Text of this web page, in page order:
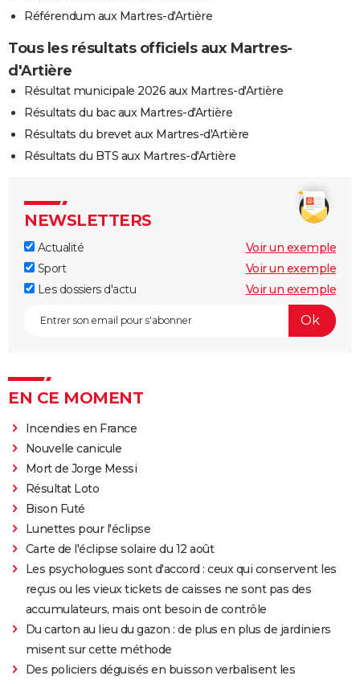
Référendum aux Martres-d'Artière
Tous les résultats officiels aux Martres-
d'Artière
Résultat municipale 2026 aux Martres-d'Artière
Résultats du bac aux Martres-d'Artière
Résultats du brevet aux Martres-d'Artière
Résultats du BTS aux Martres-d'Artière
NEWSLETTERS
Actualité
Voir un exemple
Sport
Voir un exemple
Les dossiers d'actu
Voir un exemple
EN CE MOMENT
Incendies en France
Nouvelle canicule
Mort de Jorge Messi
Résultat Loto
Bison Futé
Lunettes pour l'éclipse
Carte de l'éclipse solaire du 12 août
Les psychologues sont d'accord : ceux qui conservent les
reçus ou les vieux tickets de caisses ne sont pas des
accumulateurs, mais ont besoin de contrôle
Du carton au lieu du gazon : de plus en plus de jardiniers
misent sur cette méthode
Des policiers déguisés en buisson verbalisent les